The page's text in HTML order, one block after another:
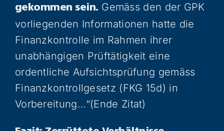
gekommen sein. Gemäss den der GPK
vorliegenden Informationen hatte die
Finanzkontrolle im Rahmen ihrer
unabhängigen Prüftätigkeit eine
ordentliche Aufsichtsprüfung gemäss
Finanzkontrollgesetz (FKG 15d) in
Vorbereitung…“(Ende Zitat)